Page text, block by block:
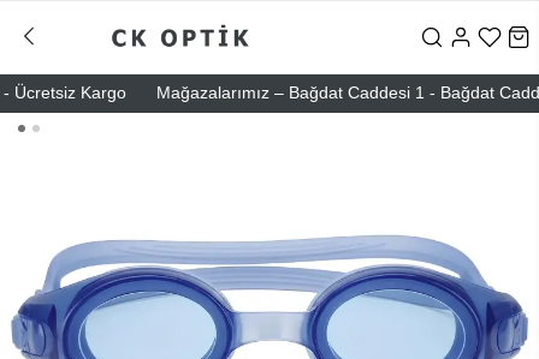
Kargo Mağazalarımız – Bağdat Caddesi 1 - Bağdat